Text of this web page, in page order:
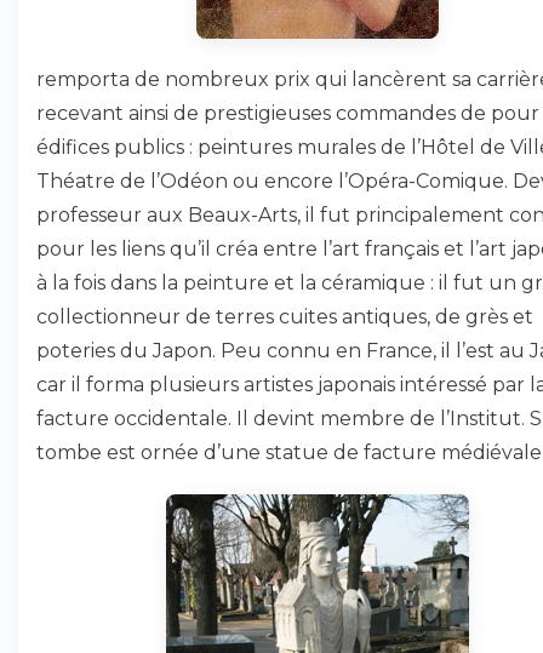
remporta de nombreux prix qui lancèrent sa
recevant ainsi de prestigieuses commandes de pour
édifices publics : peintures murales de l’Hôtel de
Théatre de l’Odéon ou encore l’Opéra-Comique.
professeur aux Beaux-Arts, il fut principalement
pour les liens qu’il créa entre l’art français et l’art
à la fois dans la peinture et la céramique : il fut un
collectionneur de terres cuites antiques, de grès et
poteries du Japon. Peu connu en France, il l’est au
car il forma plusieurs artistes japonais intéressé par
facture occidentale. Il devint membre de l’Institut.
tombe est ornée d’une statue de facture